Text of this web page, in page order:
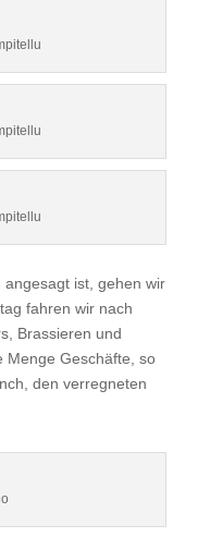
ist, gehen wir
fahren wir nach
Brassieren und
Menge Geschäfte, so
den verregneten